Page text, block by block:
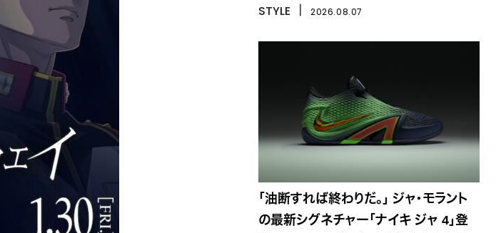
STYLE 2026.08.07
「油断すれば終わりだ。」 ジャ・モラント
の最新シグネチャー「ナイキ ジャ 4」登